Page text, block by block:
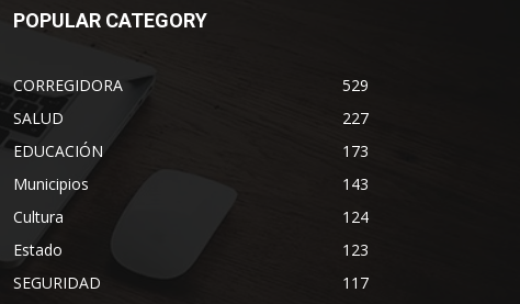
POPULAR CATEGORY
CORREGIDORA
529
SALUD
227
EDUCACIÓN
173
Municipios
143
Cultura
124
Estado
123
SEGURIDAD
117